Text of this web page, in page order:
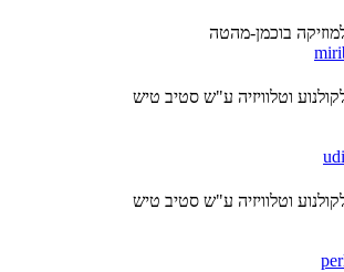
בוכמן-מהטה
וטלוויזיה ע"ש סטיב טיש
וטלוויזיה ע"ש סטיב טיש